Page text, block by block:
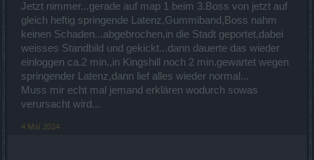
Jetzt nimmer...gerade auf map 1 beim 3.Boss von jetzt auf
gleich heftig springende Latenz,Gummiband,Boss nahm
keinen Schaden...abgebrochen,in die Stadt geportet,dabei
weisses Standbild und gekickt...dann dauerte das wieder
einloggen ca.2 min.,in Kingshill noch 2 min.gewartet wegen
springender Latenz,dann lief alles wieder normal...
Muss mir echt mal jemand erklären wodurch sowas
verursacht wird...
4 Mai 2024